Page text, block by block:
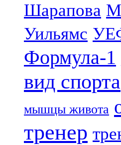
Шарапова
Уильямс
Формула-1
вид спорта
мышцы живота
тренер